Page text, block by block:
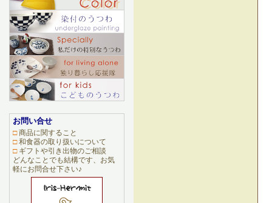
お問い合せ
□商品に関すること
□和食器の取り扱いについて
□ギフトや引き出物のご相談
どんなことでも結構です、お気
軽にお問合せ下さい♪